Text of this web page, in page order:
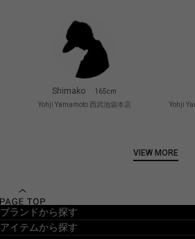
Shimako
165cm
Yohji Yamamoto 西武池袋本店
Yohji
VIEW MORE
ブランドから探す
アイテムから探す